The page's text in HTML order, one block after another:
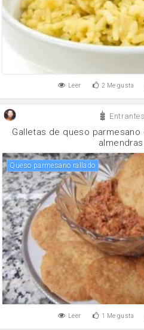
Leer 2 Me gusta
Entrantes
Galletas de queso
almendras
Queso parmesano rallado
Leer 1 Me gusta